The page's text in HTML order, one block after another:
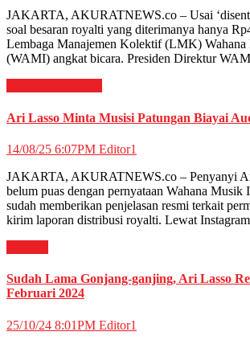
JAKARTA, AKURATNEWS.co – Usai
soal besaran royalti yang diterimanya hanya
Lembaga Manajemen Kolektif (LMK) Wahana
(WAMI) angkat bicara. Presiden Direktur
Ari Lasso Minta Musisi Patungan Biayai
14/08/25 6:07PM Editor1
JAKARTA, AKURATNEWS.co – Penyanyi
belum puas dengan pernyataan Wahana
sudah memberikan penjelasan resmi terkait
kirim laporan distribusi royalti. Lewat
Sudah Lama Gonjang-ganjing, Ari Lasso
Februari 2024
25/10/24 8:01PM Editor1